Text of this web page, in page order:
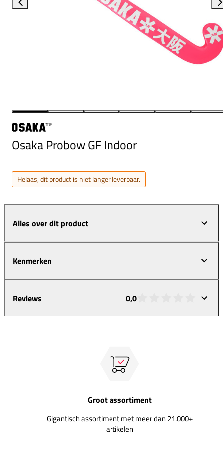
Osaka Probow GF Indoor
Helaas, dit product is niet langer leverbaar.
Alles over dit product
Kenmerken
Reviews 0,0
Groot assortiment
Gigantisch assortiment met meer dan 21.000+
artikelen